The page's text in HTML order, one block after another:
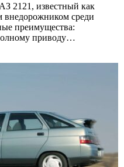
2121, известный как
внедорожником среди
преимущества:
приводу…